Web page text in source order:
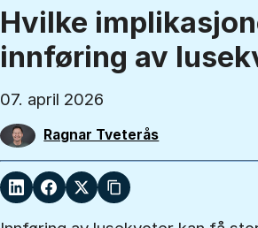
Hvilke
innføring av
07. april 2026
Ragnar Tveterås